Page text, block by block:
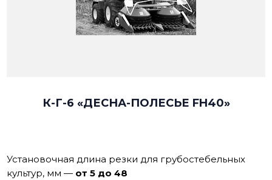
К-Г-6 «ДЕСНА-ПОЛЕСЬЕ FH40»
Установочная длина резки для грубостебельных
культур, мм — от 5 до 48